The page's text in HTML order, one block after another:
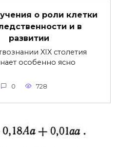
о роли клетки
и в
развитии
XIX столетия
особенно ясно
0 728